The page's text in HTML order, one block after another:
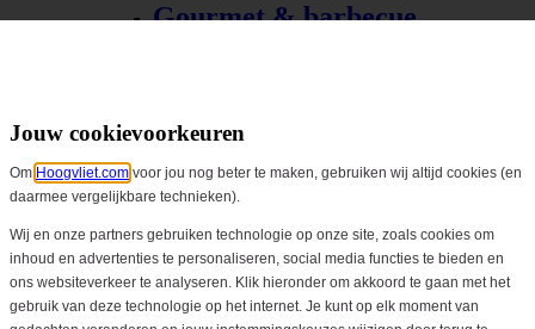
Gourmet & barbecue
Gourmet, fondue
Barbecue, grill
Bekijk alles
Biologisch
Jouw cookievoorkeuren
Om Hoogvliet.com voor jou nog beter te maken, gebruiken wij altijd cookies (en
daarmee vergelijkbare technieken).
Wij en onze partners gebruiken technologie op onze site, zoals cookies om
inhoud en advertenties te personaliseren, social media functies te bieden en
ons websiteverkeer te analyseren. Klik hieronder om akkoord te gaan met het
gebruik van deze technologie op het internet. Je kunt op elk moment van